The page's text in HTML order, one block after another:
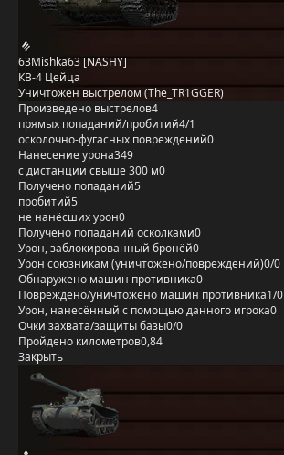
63Mishka63 [NASHY]
КВ-4 Цейца
Уничтожен выстрелом (The_TR1GGER)
Произведено выстрелов4
прямых попаданий/пробитий4/1
осколочно-фугасных повреждений0
Нанесение урона349
с дистанции свыше 300 м0
Получено попаданий5
пробитий5
не нанёсших урон0
Получено попаданий осколками0
Урон, заблокированный бронёй0
Урон союзникам (уничтожено/повреждений)0/0
Обнаружено машин противника0
Повреждено/уничтожено машин противника1/0
Урон, нанесённый с помощью данного игрока0
Очки захвата/защиты базы0/0
Пройдено километров0,84
Закрыть